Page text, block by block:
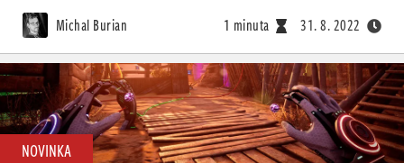
Michal Burian 1 minuta 31. 8. 2022
NOVINKA